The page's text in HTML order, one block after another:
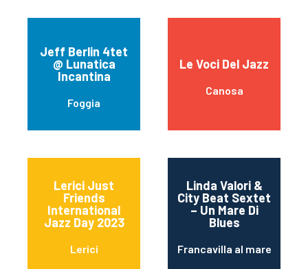
Jeff Berlin 4tet
@ Lunatica
Incantina
Foggia
Le Voci Del Jazz
Canosa
Lerici Just
Friends
International
Jazz Day 2023
Lerici
Linda Valori &
City Beat Sextet
– Un Mare Di
Blues
Francavilla al mare